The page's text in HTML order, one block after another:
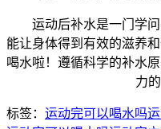
运动后补水是一门学问
能让身体得到有效的滋养
喝水啦！遵循科学的补水
力
标签： 运动完可以喝水吗